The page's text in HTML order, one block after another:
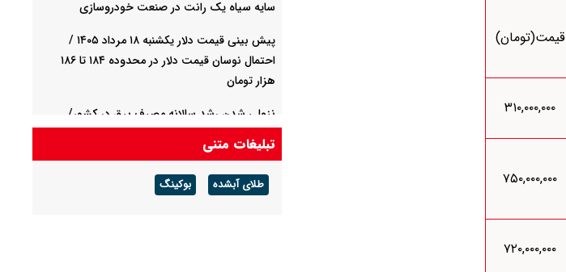
قیمت(تومان)
۳۱۰,۰۰۰,۰۰۰
۷۵۰,۰۰۰,۰۰۰
۷۲۰,۰۰۰,۰۰۰
سایه سیاه یک رانت در صنعت خودروسازی
پیش ‌بینی قیمت دلار یکشنبه ۱۸ مرداد ۱۴۰۵ /
احتمال نوسان قیمت دلار در محدوده ۱۸۴ تا ۱۸۶
هزار تومان
نزولی شدن رشد سالانه مصرف برق در کشور/
افزایش پاداش گزارش هر ماینر غیرمجاز به ۳ میلیون
تومان
تبلیغات متنی
طلای آبشده بوکینگ